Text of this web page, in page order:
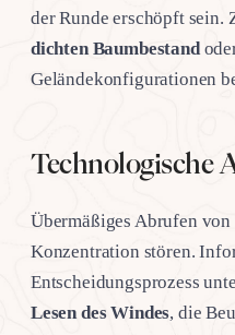
der Runde erschöpft sein.
dichten Baumbestand
Geländekonfigurationen
Technologische
Übermäßiges Abrufen
Konzentration stören.
Entscheidungsprozess
Lesen des Windes, die